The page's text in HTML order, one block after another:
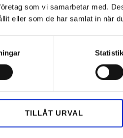
som vi samarbetar med.
eller som de har samlat in när
Statistik
TILLÅT URVAL
Hemavan’s Ski Cross arena.